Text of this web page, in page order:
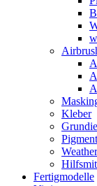
Kleber
Fertigmodelle